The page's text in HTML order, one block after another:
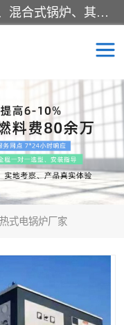
蒸汽锅炉：水管锅炉、火管锅炉、混合式锅炉、其他蒸汽锅炉； 热水锅炉：家用型集中供暖用热水锅炉、其他热水锅炉； 有机热载体锅炉； 船用蒸汽锅炉； （锅炉用辅助设备及装置）蒸汽冷凝器：表面冷凝器、混合式冷凝器、空冷式冷凝器、其他蒸汽冷凝器； 锅炉用辅助设备：节热器、蒸汽收集器、蓄能器、烟垢清除器、气体回收器、泥渣刮除器、空气预热器、其他锅炉用辅助设备；
式电锅炉厂家